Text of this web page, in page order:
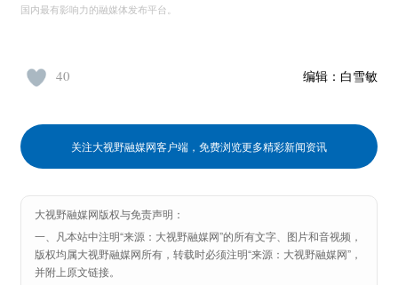
国内最有影响力的融媒体发布平台。
编辑： 白雪敏
40
关注大视野融媒网客户端，免费浏览更多精彩新闻资讯
大视野融媒网版权与免责声明：
一、凡本站中注明“来源：大视野融媒网”的所有文字、图片和音视频，
版权均属大视野融媒网所有，转载时必须注明“来源：大视野融媒网”，
并附上原文链接。